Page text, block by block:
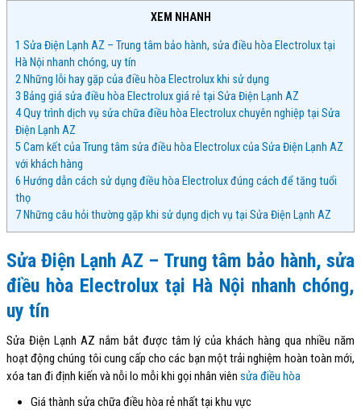
XEM NHANH
1 Sửa Điện Lạnh AZ – Trung tâm bảo hành, sửa điều hòa Electrolux tại
Hà Nội nhanh chóng, uy tín
2 Những lỗi hay gặp của điều hòa Electrolux khi sử dụng
3 Bảng giá sửa điều hòa Electrolux giá rẻ tại Sửa Điện Lạnh AZ
4Quy trình dịch vụ sửa chữa điều hòa Electrolux chuyên nghiệp tại Sửa
Điện Lạnh AZ
5Cam kết của Trung tâm sửa điều hòa Electrolux của Sửa Điện Lạnh AZ
với khách hàng
6 Hướng dẫn cách sử dụng điều hòa Electrolux đúng cách để tăng tuổi
thọ
7 Những câu hỏi thường gặp khi sử dụng dịch vụ tại Sửa Điện Lạnh AZ
Sửa Điện Lạnh AZ – Trung tâm bảo hành, sửa
điều hòa Electrolux tại Hà Nội nhanh chóng,
uy tín
Sửa Điện Lạnh AZ nắm bắt được tâm lý của khách hàng qua nhiều năm
hoạt động chúng tôi cung cấp cho các bạn một trải nghiệm hoàn toàn mới,
xóa tan đi định kiến và nỗi lo mỗi khi gọi nhân viên sửa điều hòa
Giá thành sửa chữa điều hòa rẻ nhất tại khu vực